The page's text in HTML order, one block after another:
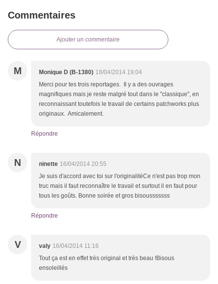
Commentaires
Ajouter un commentaire
M Monique D (B-1380) 18/04/2014 19:04
Merci pour tes trois reportages. Il y a des ouvrages
magnifiques mais je reste malgré tout dans le "classique", en
reconnaissant toutefois le travail de certains patchworks plus
originaux. Amicalement.
Répondre
N ninette 16/04/2014 20:55
Je suis d'accord avec toi sur l'originalitéCe n'est pas trop mon
truc mais il faut reconnaître le travail et surtout il en faut pour
tous les goûts. Bonne soirée et gros bisousssssss
Répondre
V valy 16/04/2014 11:16
Tout ça est en effet très original et très beau !Bisous
ensoleillés